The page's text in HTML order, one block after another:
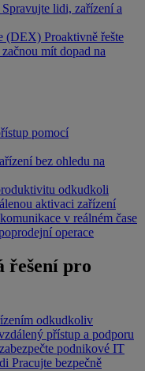
Spravujte lidi, zařízení a
(DEX) Proaktivně řešte
mít dopad na
pomocí
bez ohledu na
odkudkoli
aktivaci zařízení
v reálném čase
operace
řešení pro
odkudkoliv
přístup a podporu
podnikové IT
Pracujte bezpečně